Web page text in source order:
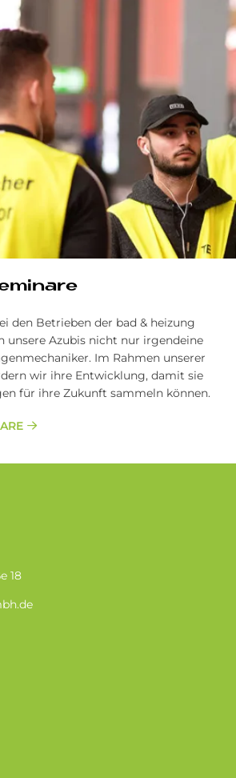
den Betrieben der bad & heizung
unsere Azubis nicht nur irgendeine
Im Rahmen unserer
wir ihre Entwicklung, damit sie
für ihre Zukunft sammeln können.
18